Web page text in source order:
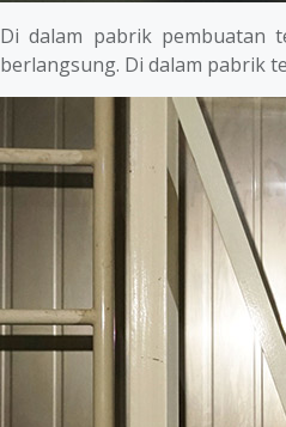
Di dalam pabrik pembuatan
berlangsung. Di dalam pabrik